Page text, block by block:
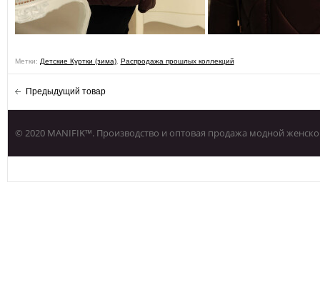
Метки: Детские Куртки (зима), Распродажа прошлых коллекций
Предыдущий товар
© 2020 MANIFIK™. Производство и оптовая продажа модной